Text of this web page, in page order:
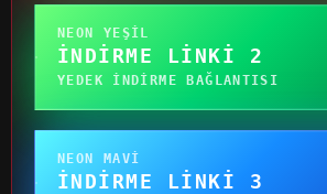
NEON YEŞIL
İNDIRME LINKI 2
YEDEK INDIRME BAĞLANTISI
NEON MAVI
İNDIRME LINKI 3